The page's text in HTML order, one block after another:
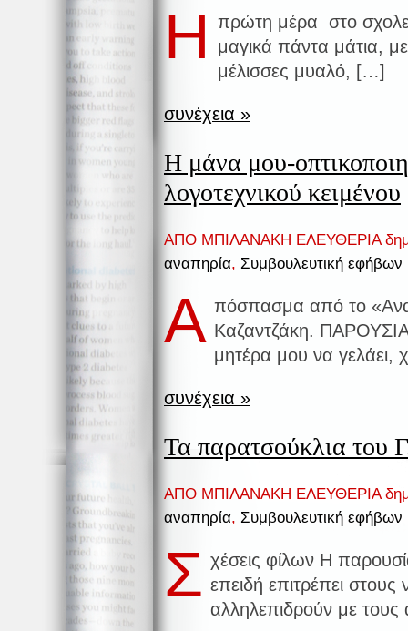
Η
πρώτη μέρα στο
μαγικά πάντα μάτια,
μέλισσες μυαλό, […]
συνέχεια »
Η μάνα μου-
λογοτεχνικού κειμένου
ΑΠΟ ΜΠΙΛΑΝΑΚΗ ΕΛΕΥΘΕΡΙΑ
αναπηρία, Συμβουλευτική εφήβων
Α πόσπασμα από το
Καζαντζάκη.
μητέρα μου να
συνέχεια »
Τα παρατσούκλια του
ΑΠΟ ΜΠΙΛΑΝΑΚΗ ΕΛΕΥΘΕΡΙΑ
αναπηρία, Συμβουλευτική εφήβων
Σ χέσεις φίλων Η
επειδή επιτρέπει
αλληλεπιδρούν με